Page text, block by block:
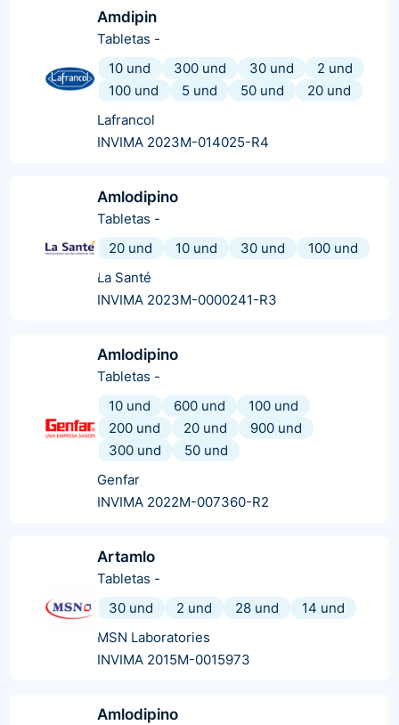
Amdipin
Tabletas -
10 und
300 und 30 und
2 und
100 und
5 und 50 und
20 und
Lafrancol
INVIMA 2023M-014025-R4
Amlodipino
Tabletas -
20 und
10 und 30 und
100 und
La Santé
INVIMA 2023M-0000241-R3
Amlodipino
Tabletas -
10 und
600 und
100 und
200 und
20 und
900 und
300 und
50 und
Genfar
INVIMA 2022M-007360-R2
Artamlo
Tabletas -
30 und
2 und 28 und
14 und
MSN Laboratories
INVIMA 2015M-0015973
Amlodipino